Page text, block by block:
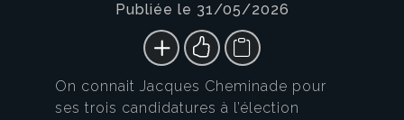
Publiée le 31/05/2026
On connait Jacques Cheminade pour
ses trois candidatures à l’élection